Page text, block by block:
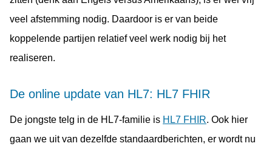
veel afstemming nodig. Daardoor is er van beide
koppelende partijen relatief veel werk nodig bij het
realiseren.
De online update van HL7: HL7 FHIR
De jongste telg in de HL7-familie is HL7 FHIR. Ook hier
gaan we uit van dezelfde standaardberichten, er wordt nu